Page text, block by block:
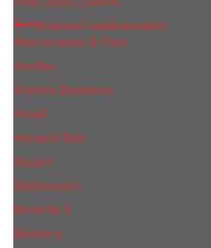
Мужская парфюмерия
Abercrombie & Fitch
Annifen
Antonio Banderas
Armaf
Armand Basi
Azzaro
Baldessarini
Bond № 9
Burberry